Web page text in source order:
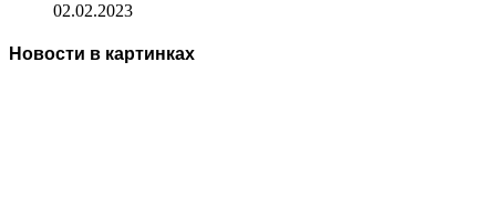
02.02.2023
Новости в картинках